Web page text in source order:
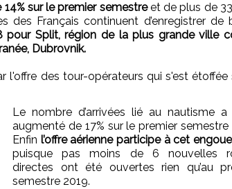
sur le premier semestreet de plus de
des Français continuent d’enregistrer de
pour Split, région de la plus grande ville
Dubrovnik.
l'offre des tour-opérateurs qui s'est étoffée
Le nombre d’arrivées lié au nautisme a
augmenté de 17% sur le premier semestre
Enfin l’offre aérienne participe à cet
puisque pas moins de 6 nouvelles
directes ont été ouvertes rien qu’au
semestre 2019.